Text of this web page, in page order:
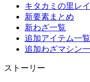
キタカミの里レ
新要素まとめ
新わざ一覧
追加アイテム一覧
追加わざマシン
ストーリー